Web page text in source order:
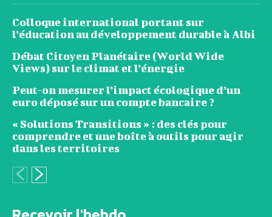
Colloque international portant sur
l’éducation au développement durable à Albi
Débat Citoyen Planétaire (World Wide
Views) sur le climat et l’énergie
Peut-on mesurer l’impact écologique d’un
euro déposé sur un compte bancaire ?
« Solutions Transitions » : des clés pour
comprendre et une boîte à outils pour agir
dans les territoires